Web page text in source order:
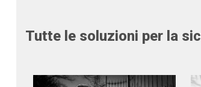
Tutte le soluzioni per la